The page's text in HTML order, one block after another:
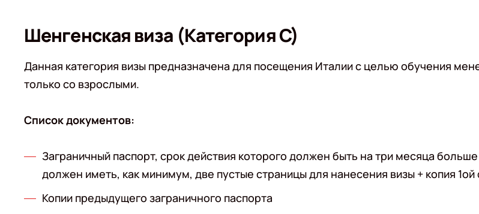
Шенгенская виза (Категория С)
Данная категория визы предназначена для посещения Италии с целью обучения
только со взрослыми.
Список документов:
Заграничный паспорт, срок действия которого должен быть на три месяца
должен иметь, как минимум, две пустые страницы для нанесения визы + копия 1ой
Копии предыдущего заграничного паспорта